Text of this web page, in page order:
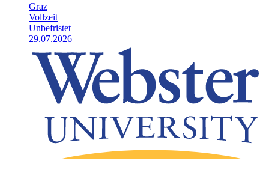
Graz
Vollzeit
Unbefristet
29.07.2026